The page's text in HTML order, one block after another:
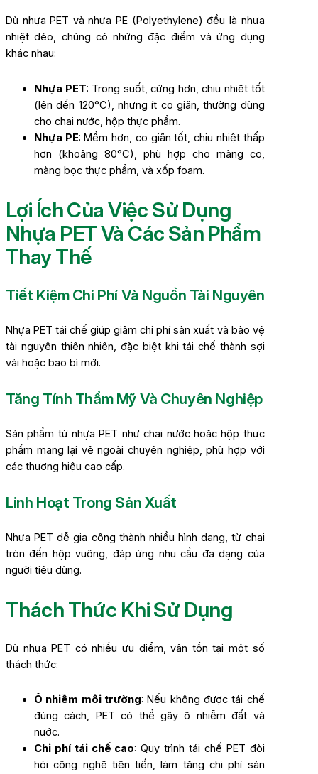
Dù nhựa PET và nhựa PE (Polyethylene) đều là nhựa
nhiệt dẻo, chúng có những đặc điểm và ứng dụng
khác nhau:
Nhựa PET: Trong suốt, cứng hơn, chịu nhiệt tốt
(lên đến 120°C), nhưng ít co giãn, thường dùng
cho chai nước, hộp thực phẩm.
Nhựa PE: Mềm hơn, co giãn tốt, chịu nhiệt thấp
hơn (khoảng 80°C), phù hợp cho màng co,
màng bọc thực phẩm, và xốp foam.
Lợi Ích Của Việc Sử Dụng
Nhựa PET Và Các Sản Phẩm
Thay Thế
Tiết Kiệm Chi Phí Và Nguồn Tài Nguyên
Nhựa PET tái chế giúp giảm chi phí sản xuất và bảo vệ
tài nguyên thiên nhiên, đặc biệt khi tái chế thành sợi
vải hoặc bao bì mới.
Tăng Tính Thẩm Mỹ Và Chuyên Nghiệp
Sản phẩm từ nhựa PET như chai nước hoặc hộp thực
phẩm mang lại vẻ ngoài chuyên nghiệp, phù hợp với
các thương hiệu cao cấp.
Linh Hoạt Trong Sản Xuất
Nhựa PET dễ gia công thành nhiều hình dạng, từ chai
tròn đến hộp vuông, đáp ứng nhu cầu đa dạng của
người tiêu dùng.
Thách Thức Khi Sử Dụng
Dù nhựa PET có nhiều ưu điểm, vẫn tồn tại một số
thách thức:
Ô nhiễm môi trường: Nếu không được tái chế
đúng cách, PET có thể gây ô nhiễm đất và
nước.
Chi phí tái chế cao: Quy trình tái chế PET đòi
hỏi công nghệ tiên tiến, làm tăng chi phí sản